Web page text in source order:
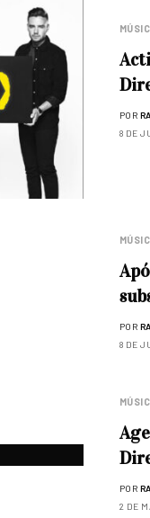
POR
8 DE
POR
8 DE
POR
2 DE